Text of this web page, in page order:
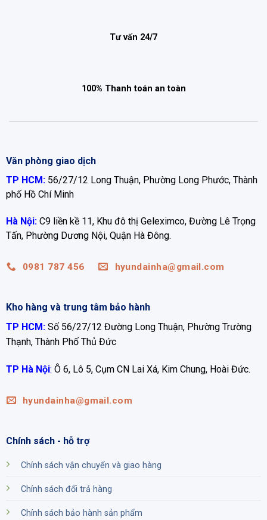
Tư vấn 24/7
100% Thanh toán an toàn
Văn phòng giao dịch
TP HCM: 56/27/12 Long Thuận, Phường Long Phước, Thành
phố Hồ Chí Minh
Hà Nội:C9 liền kề 11, Khu đô thị Geleximco, Đường Lê Trọng
Tấn, Phường Dương Nội, Quận Hà Đông.
0981 787 456 hyundainha@gmail.com
Kho hàng và trung tâm bảo hành
TP HCM: Số 56/27/12 Đường Long Thuận, Phường Trường
Thạnh, Thành Phố Thủ Đức
TP Hà Nội: Ô 6, Lô 5, Cụm CN Lai Xá, Kim Chung, Hoài Đức.
hyundainha@gmail.com
Chính sách - hỗ trợ
Chính sách vận chuyển và giao hàng
Chính sách đổi trả hàng
Chính sách bảo hành sản phẩm